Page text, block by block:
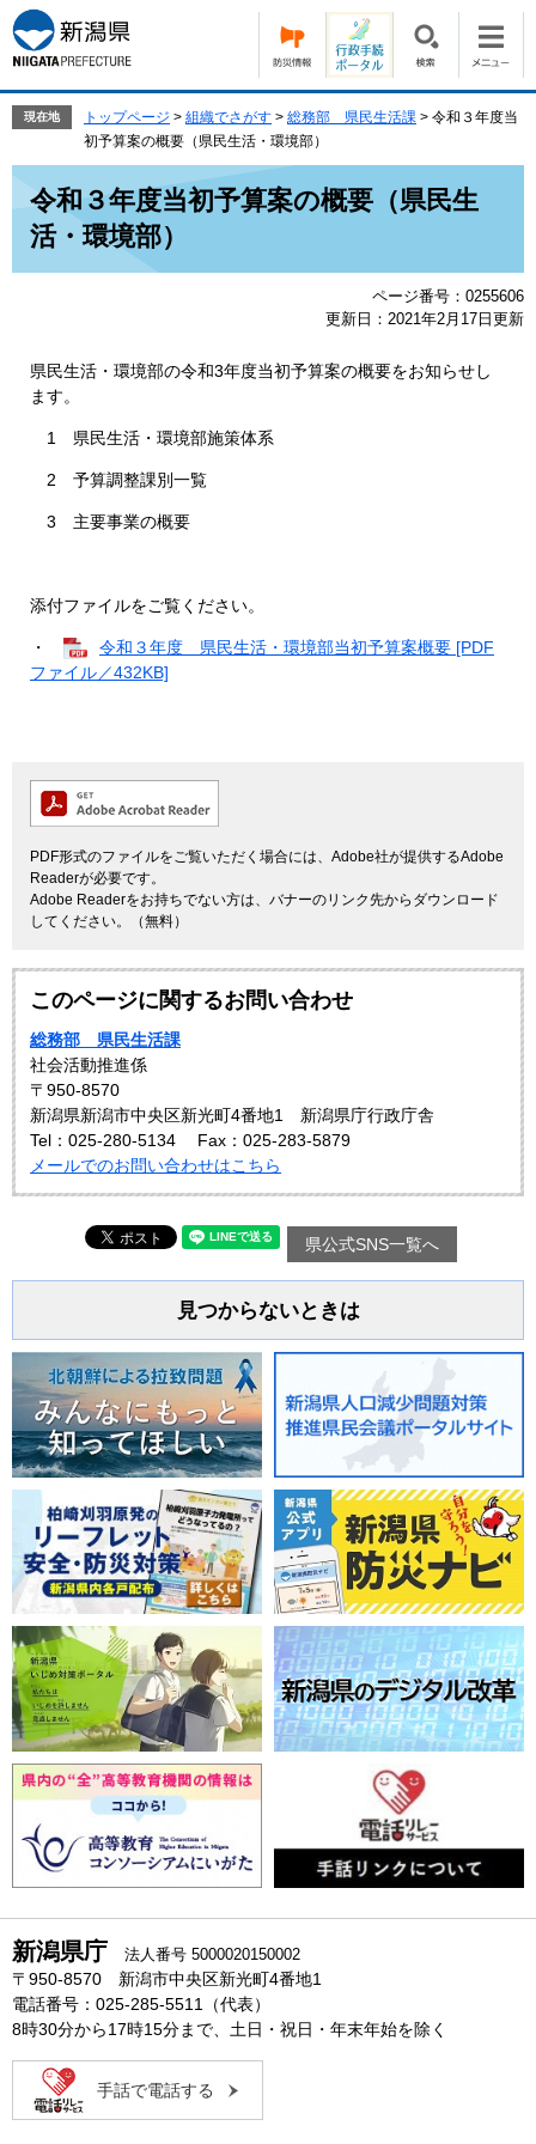
ー
ジ
の
で
ニ
ュ
ー
ば
現在地 トップページ > 組織でさがす > 総務部 県民生活課 > 令和３年度当
初予算案の概要（県民生活・環境部）
令和３年度当初予算案の概要（県民生
活・環境部）
ページ番号：0255606
更新日：2021年2月17日更新
県民生活・環境部の令和3年度当初予算案の概要をお知らせし
ます。
1 県民生活・環境部施策体系
2 予算調整課別一覧
3 主要事業の概要
添付ファイルをご覧ください。
・
令和３年度 県民生活・環境部当初予算案概要 [PDF
ファイル／432KB]
PDF形式のファイルをご覧いただく場合には、Adobe社が提供するAdobe
Readerが必要です。
Adobe Readerをお持ちでない方は、バナーのリンク先からダウンロード
してください。（無料）
このページに関するお問い合わせ
総務部 県民生活課
社会活動推進係
〒950-8570
新潟県新潟市中央区新光町4番地1 新潟県庁行政庁舎
Tel：025-280-5134
Fax：025-283-5879
メールでのお問い合わせはこちら
県公式SNS一覧へ
見つからないときは
新潟県庁 法人番号 5000020150002
〒950-8570 新潟市中央区新光町4番地1
電話番号：025-285-5511（代表）
8時30分から17時15分まで、土日・祝日・年末年始を除く
手話で電話する